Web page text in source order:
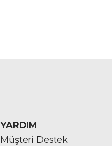
YARDIM
Müşteri Destek